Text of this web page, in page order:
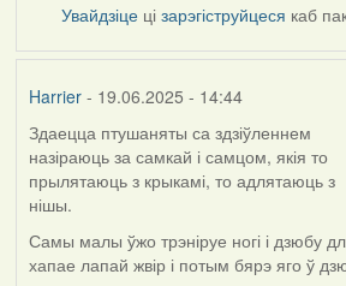
Увайдзіце цізарэгіструйцеся каб
Harrier- 19.06.2025 - 14:44
Здаецца птушаняты са здзіўленнем
назіраюць за самкай і самцом, якія то
прылятаюць з крыкамі, то адлятаюць з
нішы.
Самы малы ўжо трэніруе ногі і дзюбу
хапае лапай жвір і потым бярэ яго ў